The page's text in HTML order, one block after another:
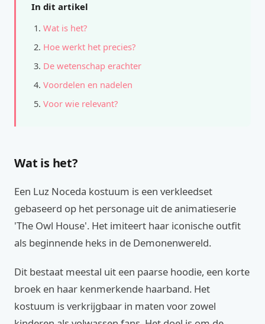
In dit artikel
Wat is het?
Hoe werkt het precies?
De wetenschap erachter
Voordelen en nadelen
Voor wie relevant?
Wat is het?
Een Luz Noceda kostuum is een verkleedset
gebaseerd op het personage uit de animatieserie
'The Owl House'. Het imiteert haar iconische outfit
als beginnende heks in de Demonenwereld.
Dit bestaat meestal uit een paarse hoodie, een korte
broek en haar kenmerkende haarband. Het
kostuum is verkrijgbaar in maten voor zowel